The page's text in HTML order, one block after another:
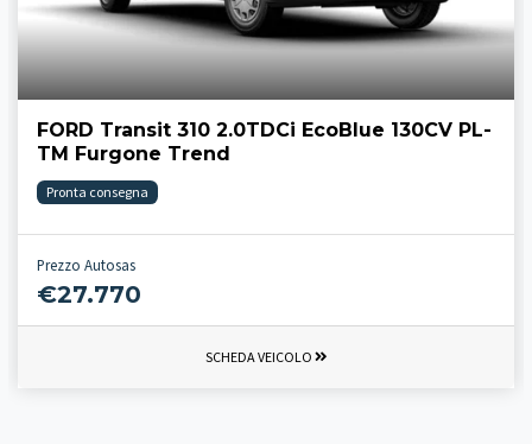
FORD Transit 310 2.0TDCi EcoBlue 130CV PL-
TM Furgone Trend
Pronta consegna
Prezzo Autosas
€27.770
SCHEDA VEICOLO